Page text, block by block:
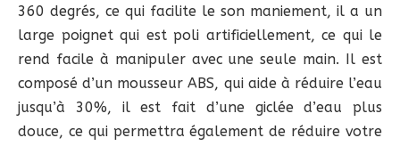
360 degrés, ce qui facilite le son maniement, il a un
large poignet qui est poli artificiellement, ce qui le
rend facile à manipuler avec une seule main. Il est
composé d’un mousseur ABS, qui aide à réduire l’eau
jusqu’à 30%, il est fait d’une giclée d’eau plus
douce, ce qui permettra également de réduire votre